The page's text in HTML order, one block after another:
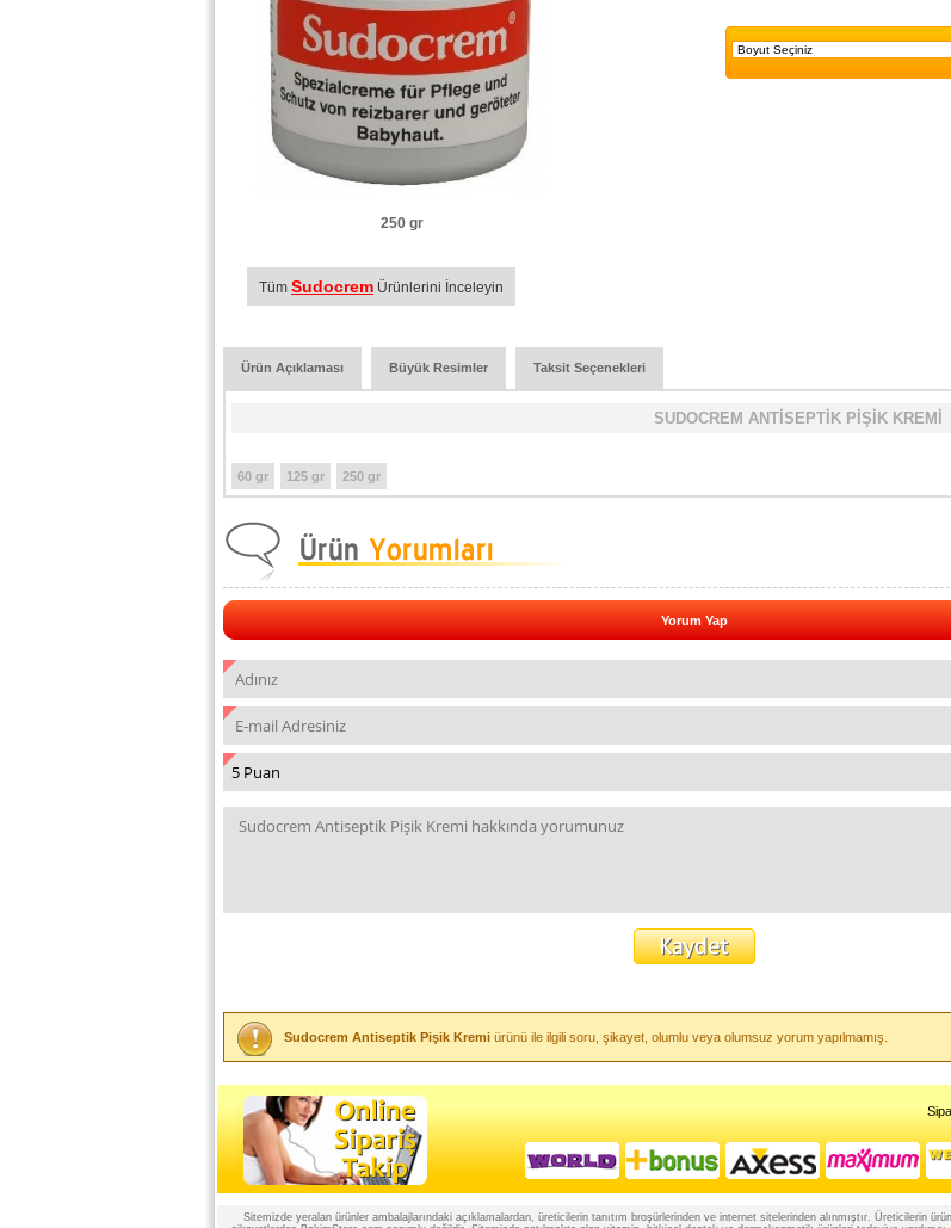
250 gr
Tüm Sudocrem Ürünlerini İnceleyin
Ürün Açıklaması Büyük Resimler Taksit Seçenekleri
SUDOCREM ANTİSEPTİK PİŞİK KREMİ
60 gr 125 gr 250 gr
Yorum Yap
Sudocrem Antiseptik Pişik Kremi ürünü ile ilgili soru, şikayet, olumlu veya olumsuz yorum yapılmamış.
Sitemizde yeralan ürünler ambalajlarındaki açıklamalardan, üreticilerin tanıtım broşürlerinden ve internet sitelerinden alınmıştır. Üreticilerin